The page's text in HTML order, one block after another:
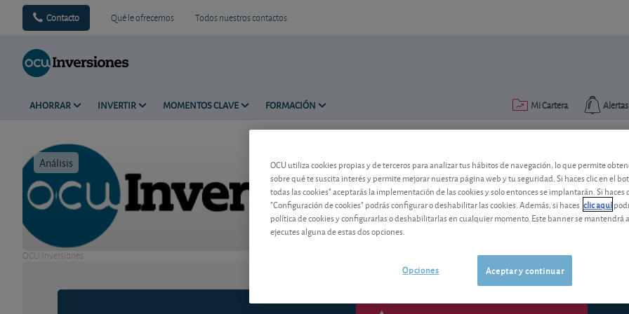
Contacto Qué le ofrecemos Todos nuestros contactos
AHORRAR INVERTIR MOMENTOS CLAVE FORMACIÓN Alertas
Mi Cartera
Análisis Tiempo de lectura: 6 min.
OCU Inversiones
Portugal bajo la lupa:
Unas mejores perspectivas para las
OCU utiliza cookies propias y de terceros para analizar tus hábitos de navegación, lo que permite
sobre qué te suscita interés y permite mejorar nuestra página web y tu seguridad. Si haces clic en el
todas las cookies" aceptarás la implementación de las cookies y solo entonces se implantarán. Si haces
"Configuración de cookies" podrás configurar o deshabilitar las cookies. Además, si haces clic aquí
política de cookies y configurarlas o deshabilitarlas en cualquier momento. Este banner se mantendrá
ejecutes alguna de estas dos opciones.
Aceptar y continuar
Opciones